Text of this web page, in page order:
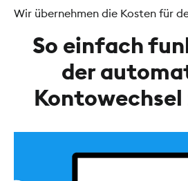
Wir übernehmen die Kosten für
So einfach
der
Kontowechsel